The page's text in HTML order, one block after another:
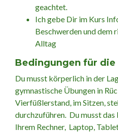
geachtet.
Ich gebe Dir im Kurs
Beschwerden und dem
Alltag
Bedingungen für die
Du musst körperlich in der
gymnastische Übungen in
Vierfüßlerstand, im Sitzen,
durchzuführen. Du musst
Ihrem Rechner, Laptop,